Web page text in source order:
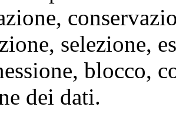
selezione,
blocco,
dei dati.